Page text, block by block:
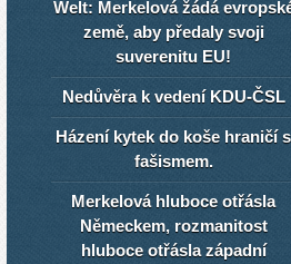
Welt: Merkelová žádá
země, aby předaly svoji
suverenitu EU!
Nedůvěra k vedení KDU-ČSL
Házení kytek do koše hraničí s
fašismem.
Merkelová hluboce otřásla
Německem, rozmanitost
hluboce otřásla západní